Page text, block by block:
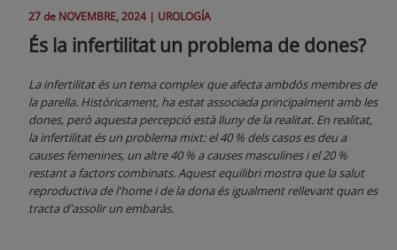
27 de NOVEMBRE, 2024 | UROLOGÍA
És la infertilitat un problema de dones?
La infertilitat és un tema complex que afecta ambdós membres de
la parella. Històricament, ha estat associada principalment amb les
dones, però aquesta percepció està lluny de la realitat. En realitat,
la infertilitat és un problema mixt: el 40 % dels casos es deu a
causes femenines, un altre 40 % a causes masculines i el 20 %
restant a factors combinats. Aquest equilibri mostra que la salut
reproductiva de l'home i de la dona és igualment rellevant quan es
tracta d'assolir un embaràs.